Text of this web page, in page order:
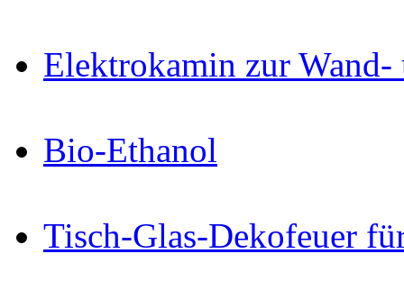
Elektrokamin zur Wand-
Bio-Ethanol
Tisch-Glas-Dekofeuer